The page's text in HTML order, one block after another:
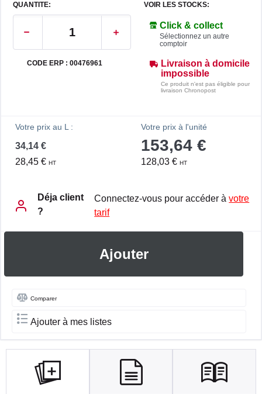
QUANTITE:
CODE ERP : 00476961
VOIR LES STOCKS:
Click & collect
Sélectionnez un autre
comptoir
Livraison à domicile
impossible
Ce produit n'est pas éligible pour
livraison Chronopost
Votre prix au L :
34,14 €
28,45 € HT
Votre prix à l'unité
153,64 €
128,03 € HT
Déja client
?
Connectez-vous pour accéder àvotre
tarif
Ajouter
Comparer
Ajouter à mes listes